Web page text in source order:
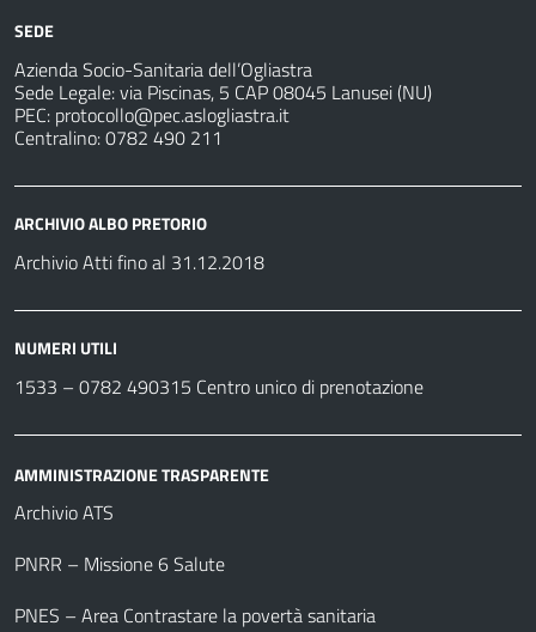
SEDE
Azienda Socio-Sanitaria dell’Ogliastra
Sede Legale: via Piscinas, 5 CAP 08045 Lanusei (NU)
PEC: protocollo@pec.aslogliastra.it
Centralino: 0782 490 211
ARCHIVIO ALBO PRETORIO
Archivio Atti fino al 31.12.2018
NUMERI UTILI
1533 – 0782 490315 Centro unico di prenotazione
AMMINISTRAZIONE TRASPARENTE
Archivio ATS
PNRR – Missione 6 Salute
PNES – Area Contrastare la povertà sanitaria